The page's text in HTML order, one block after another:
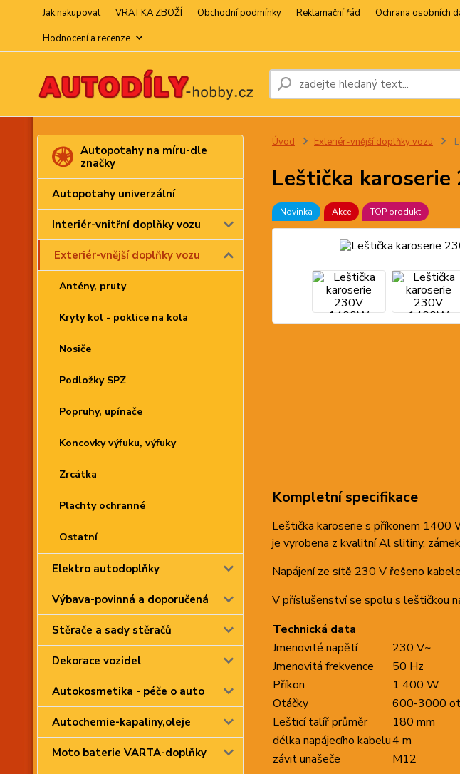
Jak nakupovat VRATKA ZBOŽÍ Obchodní podmínky Reklamační řád Ochrana osobních
Hodnocení a recenze
Autopotahy na míru-dle
značky
Autopotahy univerzální
Interiér-vnitřní doplňky vozu
Exteriér-vnější doplňky vozu
Antény, pruty
Kryty kol - poklice na kola
Nosiče
Podložky SPZ
Popruhy, upínače
Koncovky výfuku, výfuky
Zrcátka
Plachty ochranné
Ostatní
Elektro autodoplňky
Výbava-povinná a doporučená
Stěrače a sady stěračů
Dekorace vozidel
Autokosmetika - péče o auto
Autochemie-kapaliny,oleje
Moto baterie VARTA-doplňky
Úvod Exteriér-vnější doplňky vozu
Leštička
Novinka Akce TOP produkt
Kompletní specifikace
Leštička karoserie s příkonem 1400
je vyrobena z kvalitní Al slitiny,
Napájení ze sítě 230 V řešeno
V příslušenství se spolu s leštičkou
Technická data
Jmenovité napětí
230 V~
Jmenovitá frekvence
50 Hz
Příkon
1 400 W
Otáčky
600-3000
Lešticí talíř průměr
180 mm
délka napájecího kabelu4 m
závit unašeče
M12